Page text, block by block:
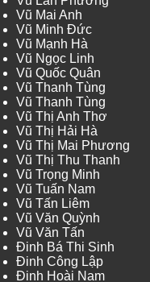
Vũ Mai Anh
Vũ Minh Đức
Vũ Mạnh Hà
Vũ Ngọc Linh
Vũ Quốc Quân
Vũ Thanh Tùng
Vũ Thanh Tùng
Vũ Thị Anh Thơ
Vũ Thị Hải Hà
Vũ Thị Mai Phương
Vũ Thị Thu Thanh
Vũ Trọng Minh
Vũ Tuấn Nam
Vũ Tấn Liêm
Vũ Văn Quỳnh
Vũ Văn Tấn
Đinh Bá Thi Sinh
Đinh Công Lập
Đinh Hoài Nam